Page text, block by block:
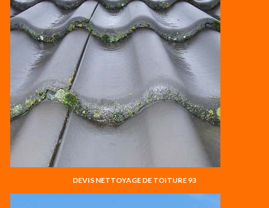
DEVIS NETTOYAGE DE TOITURE 93